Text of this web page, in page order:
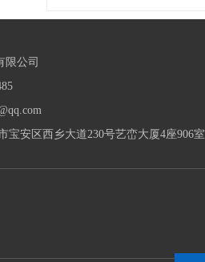
限公司
宝安区西乡大道230号艺峦大厦4座906室